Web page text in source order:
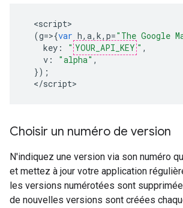
<script
(g=>{var h, a, k, p="The Google
key : " YOUR_API_KEY " ,
v : "alpha" ,
});
</script>
Choisir un numéro de version
N'indiquez une version via son numéro
et mettez à jour votre application
les versions numérotées sont
de nouvelles versions sont créées